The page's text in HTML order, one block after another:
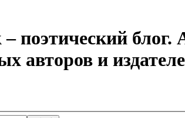
поэтический
авторов и